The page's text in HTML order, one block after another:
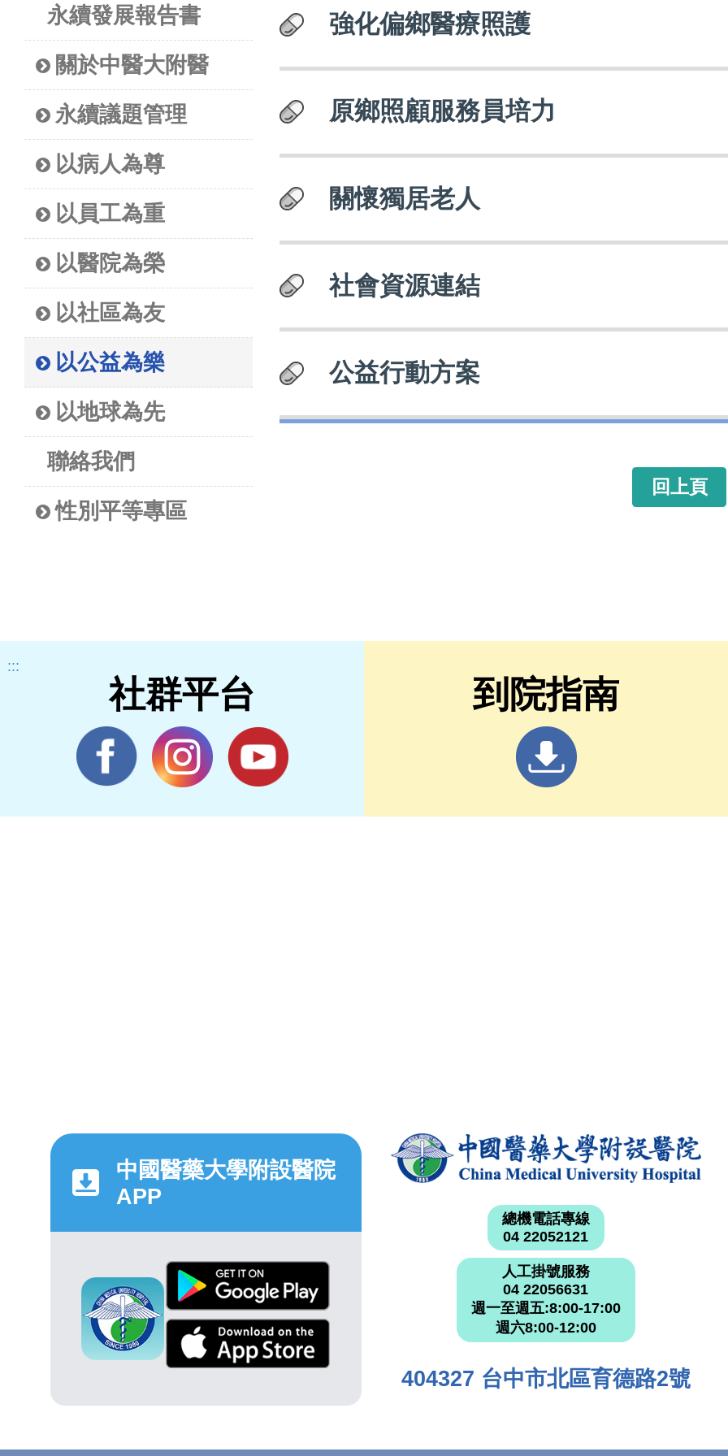
永續發展報告書
關於中醫大附醫
永續議題管理
以病人為尊
以員工為重
以醫院為榮
以社區為友
以公益為樂
以地球為先
聯絡我們
性別平等專區
強化偏鄉醫療照護
原鄉照顧服務員培力
關懷獨居老人
社會資源連結
公益行動方案
回上頁
:::
社群平台 到院指南
中國醫藥大學附設醫院
APP
總機電話專線
04 22052121
人工掛號服務
04 22056631
週一至週五:8:00-17:00
週六8:00-12:00
404327 台中市北區育德路2號